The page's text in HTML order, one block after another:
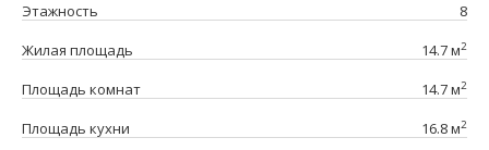
Этажность
8
Жилая площадь
14.7 м2
Площадь комнат 14.7 м2
Площадь кухни 16.8 м2